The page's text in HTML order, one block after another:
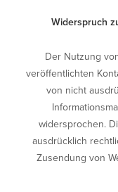
Widerspruch
Der Nutzung
veröffentlichten
von nicht
widersprochen.
ausdrücklich
Zusendung von